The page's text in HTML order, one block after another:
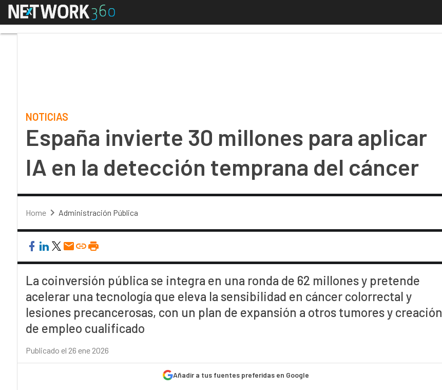
Menú
NOTICIAS
España invierte 30 millones para aplicar
IA en la detección temprana del cáncer
Home Administración Pública
La coinversión pública se integra en una ronda de 62 millones y pretende
acelerar una tecnología que eleva la sensibilidad en cáncer colorrectal y
lesiones precancerosas, con un plan de expansión a otros tumores y creación
de empleo cualificado
Publicado el 26 ene 2026
Añadir a tus fuentes preferidas en Google